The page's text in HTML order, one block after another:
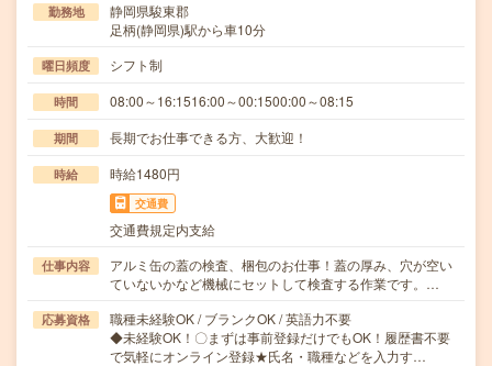
勤務地
静岡県駿東郡
足柄(静岡県)駅から車10分
曜日頻度 シフト制
時間 08:00～16:1516:00～00:1500:00～08:15
期間 長期でお仕事できる方、大歓迎！
時給 時給1480円
交通費
交通費規定内支給
仕事内容
アルミ缶の蓋の検査、梱包のお仕事！蓋の厚み、穴が空い
ていないかなど機械にセットして検査する作業です。…
応募資格
職種未経験OK / ブランクOK / 英語力不要
◆未経験OK！〇まずは事前登録だけでもOK！履歴書不要
で気軽にオンライン登録★氏名・職種などを入力す…